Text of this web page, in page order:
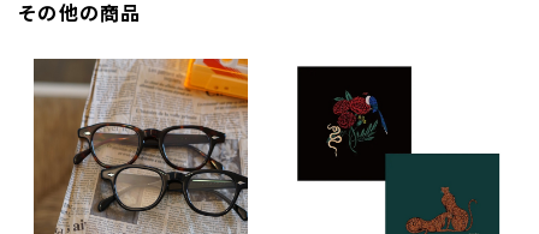
その他の商品